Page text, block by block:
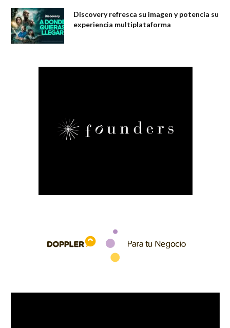
Discovery refresca su imagen y potencia su
experiencia multiplataforma